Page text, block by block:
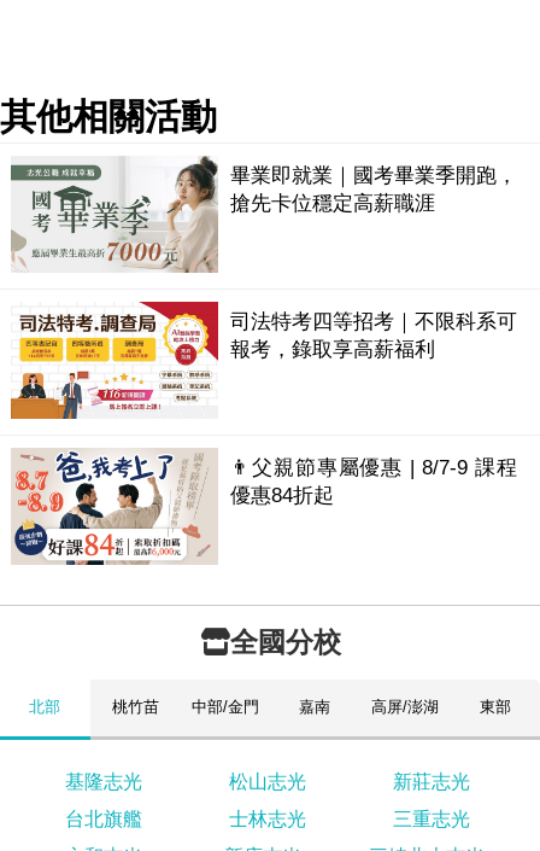
其他相關活動
畢業即就業｜國考畢業季開跑，
搶先卡位穩定高薪職涯
司法特考四等招考｜不限科系可
報考，錄取享高薪福利
👨父親節專屬優惠 | 8/7-9 課程
優惠84折起
全國分校
北部 桃竹苗 中部/金門 嘉南 高屏/澎湖 東部
基隆志光 松山志光
新莊志光
台北旗艦
士林志光
三重志光